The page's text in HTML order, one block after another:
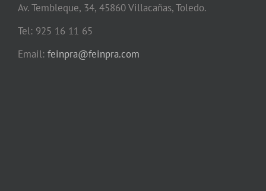
Av. Tembleque, 34, 45860 Villacañas, Toledo.
Tel: 925 16 11 65
Email: feinpra@feinpra.com